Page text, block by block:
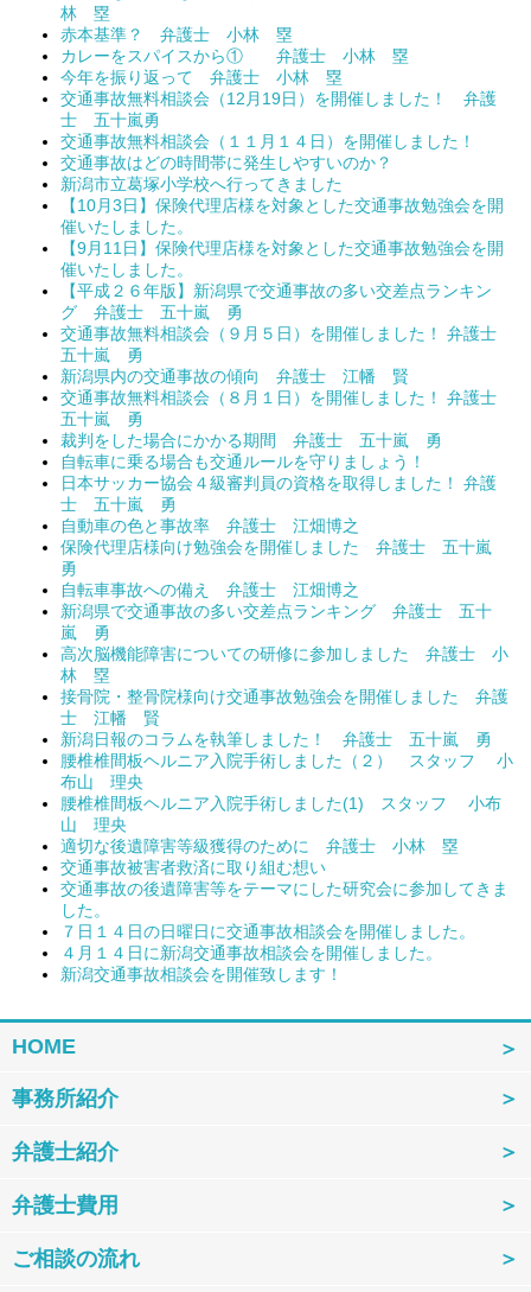
林 塁
赤本基準？ 弁護士 小林 塁
カレーをスパイスから① 弁護士 小林 塁
今年を振り返って 弁護士 小林 塁
交通事故無料相談会（12月19日）を開催しました！ 弁護
士 五十嵐勇
交通事故無料相談会（１１月１４日）を開催しました！
交通事故はどの時間帯に発生しやすいのか？
新潟市立葛塚小学校へ行ってきました
【10月3日】保険代理店様を対象とした交通事故勉強会を開
催いたしました。
【9月11日】保険代理店様を対象とした交通事故勉強会を開
催いたしました。
【平成２６年版】新潟県で交通事故の多い交差点ランキン
グ 弁護士 五十嵐 勇
交通事故無料相談会（９月５日）を開催しました！ 弁護士
五十嵐 勇
新潟県内の交通事故の傾向 弁護士 江幡 賢
交通事故無料相談会（８月１日）を開催しました！ 弁護士
五十嵐 勇
裁判をした場合にかかる期間 弁護士 五十嵐 勇
自転車に乗る場合も交通ルールを守りましょう！
日本サッカー協会４級審判員の資格を取得しました！ 弁護
士 五十嵐 勇
自動車の色と事故率 弁護士 江畑博之
保険代理店様向け勉強会を開催しました 弁護士 五十嵐
勇
自転車事故への備え 弁護士 江畑博之
新潟県で交通事故の多い交差点ランキング 弁護士 五十
嵐 勇
高次脳機能障害についての研修に参加しました 弁護士 小
林 塁
接骨院・整骨院様向け交通事故勉強会を開催しました 弁護
士 江幡 賢
新潟日報のコラムを執筆しました！ 弁護士 五十嵐 勇
腰椎椎間板ヘルニア入院手術しました（２） スタッフ 小
布山 理央
腰椎椎間板ヘルニア入院手術しました(1) スタッフ 小布
山 理央
適切な後遺障害等級獲得のために 弁護士 小林 塁
交通事故被害者救済に取り組む想い
交通事故の後遺障害等をテーマにした研究会に参加してきま
した。
７日１４日の日曜日に交通事故相談会を開催しました。
４月１４日に新潟交通事故相談会を開催しました。
新潟交通事故相談会を開催致します！
HOME
事務所紹介
弁護士紹介
弁護士費用
ご相談の流れ